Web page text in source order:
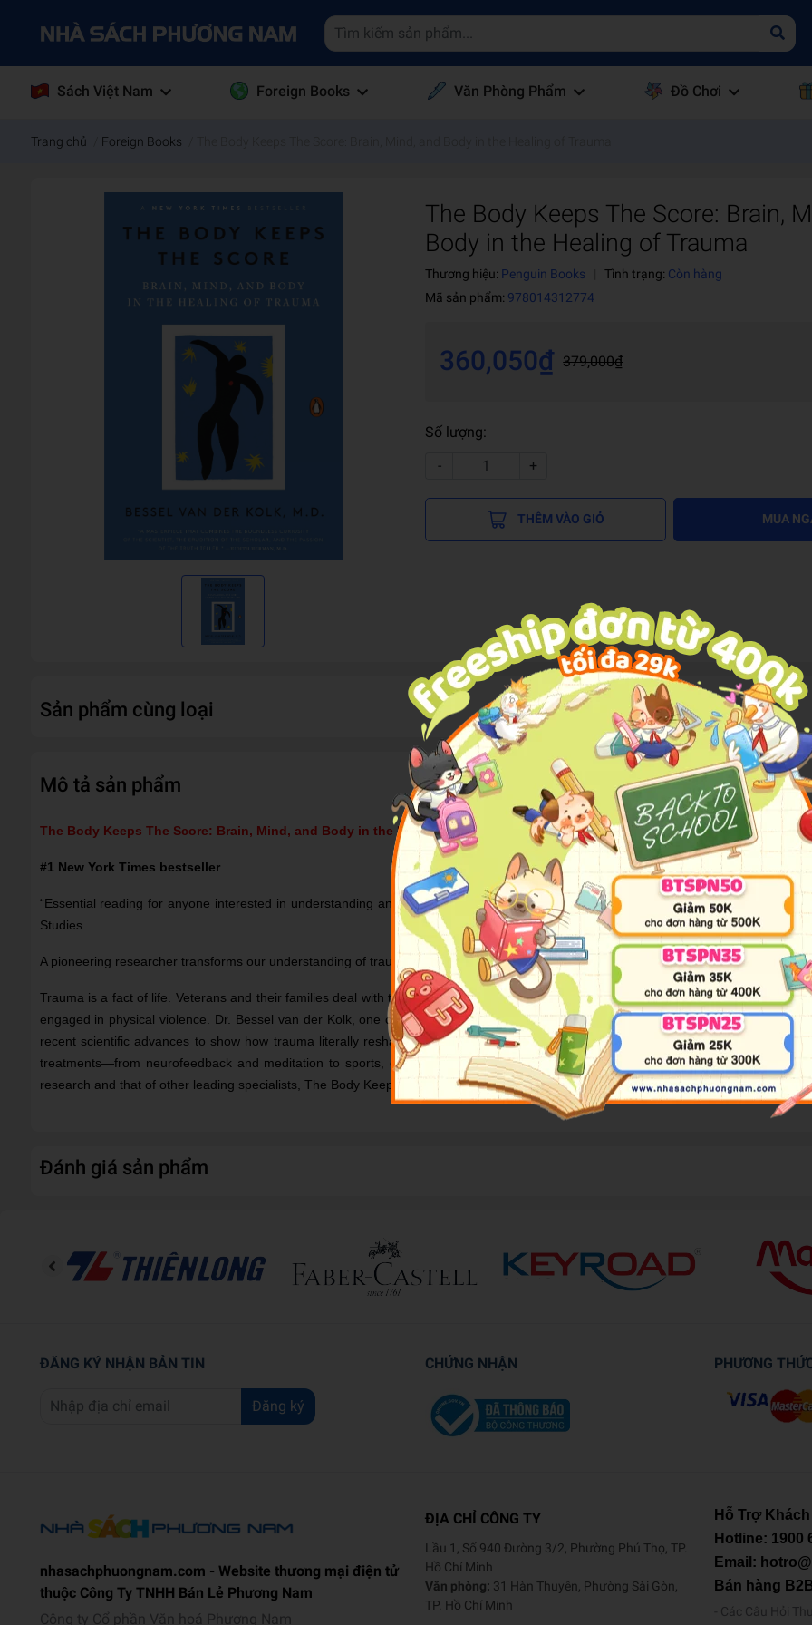
Sách Việt Nam Foreign Books Văn Phòng Phẩm Đồ Chơi
Trang chủ Foreign Books
The Body Keeps The Score: Brain,
Body in the Healing of Trauma
Thương hiệu: Penguin Books Tình trạng: Còn hàng
Mã sản phẩm: 978014312774
360,050₫ 379,000₫
Số lượng:
-
+
THÊM VÀO GIỎ MUA
Sản phẩm cùng loại
Mô tả sản phẩm
The Body Keeps The Score: Brain, Mind, and Body in the Healing of Trauma
#1 New York Times bestseller
“Essential reading for anyone interested in understanding and treating traumatic stress and the scope of its impact on society.” —
Studies
A pioneering researcher transforms our understanding of trauma and offers a bold new paradigm for healing in this New York Times
Trauma is a fact of life. Veterans and their families deal with the painful aftermath of combat; one in five Americans has been
engaged in physical violence. Dr. Bessel van der Kolk, one of the world’s foremost experts on trauma, has spent over three
recent scientific advances to show how trauma literally reshapes both body and brain, compromising sufferers’ capacities for
treatments—from neurofeedback and meditation to sports, drama, and yoga—that offer new paths to recovery by activating the
research and that of other leading specialists, The Body Keeps the Score exposes the tremendous power of our relationships both
Đánh giá sản phẩm
ĐĂNG KÝ NHẬN BẢN TIN
Đăng ký
CHỨNG NHẬN PHƯƠNG
nhasachphuongnam.com - Website thương mại điện tử
thuộc Công Ty TNHH Bán Lẻ Phương Nam
Công ty Cổ phần Văn hoá Phương Nam
ĐỊA CHỈ CÔNG TY
Lầu 1, Số 940 Đường 3/2, Phường Phú Thọ, TP.
Hồ Chí Minh
Văn phòng: 31 Hàn Thuyên, Phường Sài Gòn,
TP. Hồ Chí Minh
Hỗ Trợ
Hotline: 1900
Email:
Bán hàng
Các Câu Hỏi